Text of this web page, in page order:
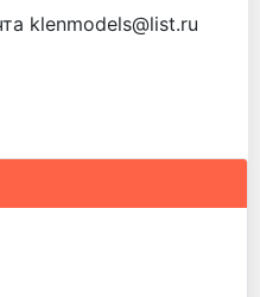
klenmodels@list.ru